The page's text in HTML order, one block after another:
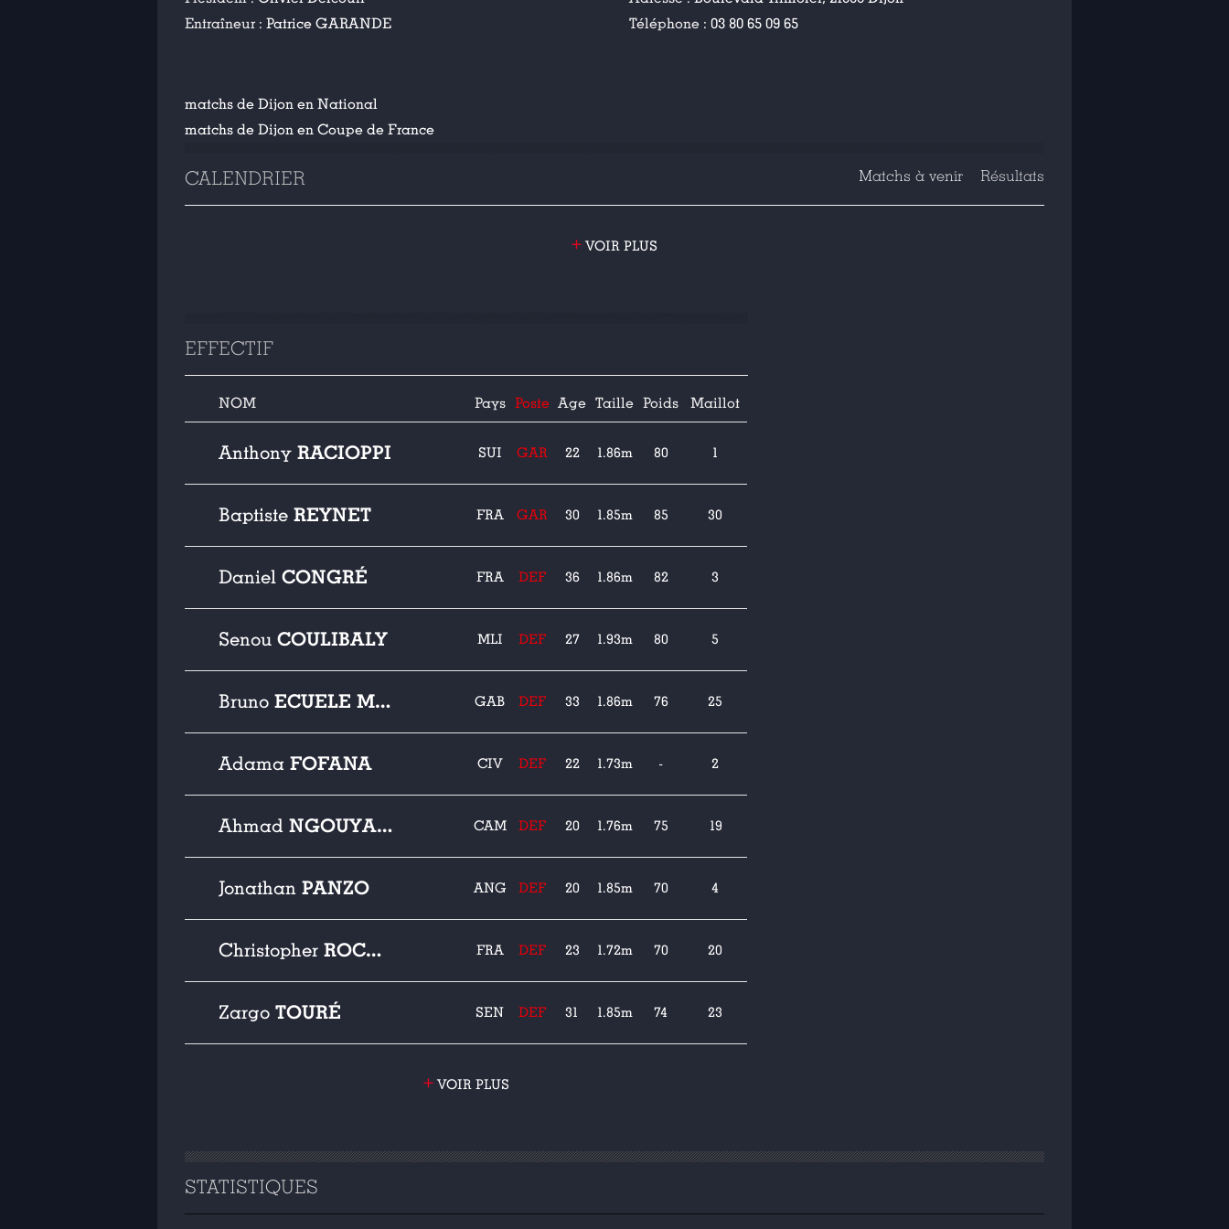
Entraîneur : Patrice GARANDE
Téléphone :03 80 65 09 65
matchs de Dijon en National
matchs de Dijon en Coupe de France
CALENDRIER Matchs à venir Résultats
+ VOIR PLUS
EFFECTIF
NOM Pays Poste Age Taille Poids Maillot
Anthony RACIOPPI SUI GAR 22 1.86m 80 1
Baptiste REYNET FRA GAR 30 1.85m 85 30
Daniel CONGRÉ FRA DEF 36 1.86m 82 3
Senou COULIBALY MLI DEF 27 1.93m 80 5
Bruno ECUELE MANGA GAB DEF 33 1.86m 76 25
Adama FOFANA CIV DEF 22 1.73m - 2
Ahmad NGOUYAMSA CAM DEF 20 1.76m 75 19
Jonathan PANZO ANG DEF 20 1.85m 70 4
Christopher ROCCHIA FRA DEF 23 1.72m 70 20
Zargo TOURÉ SEN DEF 31 1.85m 74 23
+VOIR PLUS
STATISTIQUES